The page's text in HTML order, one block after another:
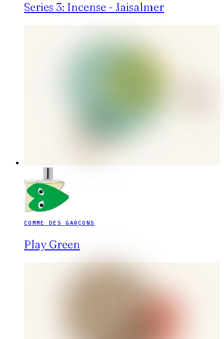
Series 3: Incense - Jaisalmer
COMME DES GARÇONS
Play Green